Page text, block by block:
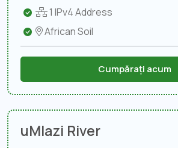
1 IPv4 Address
African Soil
Cumpărați acum
uMlazi River